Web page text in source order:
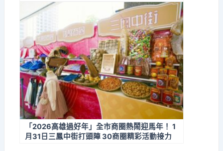
「2026高雄過好年」全市商圈熱鬧迎馬年！ 1
月31日三鳳中街打頭陣 30商圈精彩活動接力